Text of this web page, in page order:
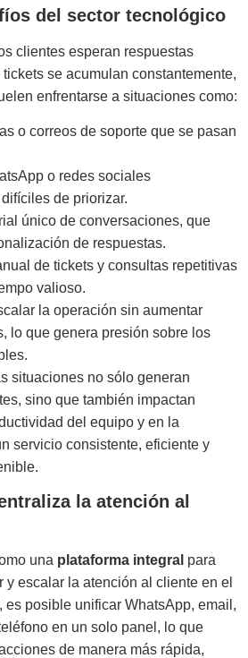
del sector tecnológico
clientes esperan respuestas
se acumulan constantemente,
enfrentarse a situaciones como:
o correos de soporte que se pasan
o redes sociales
de priorizar.
único de conversaciones, que
de respuestas.
de tickets y consultas repetitivas
valioso.
la operación sin aumentar
lo que genera presión sobre los
situaciones no sólo generan
sino que también impactan
del equipo y en la
servicio consistente, eficiente y
la atención al
una plataforma integral para
y escalar la atención al cliente en el
es posible unificar WhatsApp, email,
en un solo panel, lo que
de manera más rápida,